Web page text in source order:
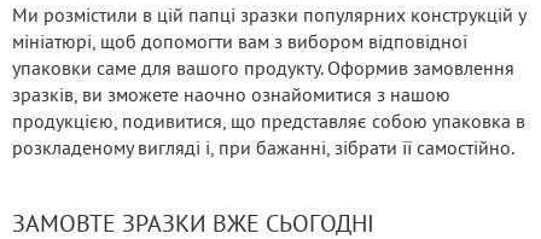
Ми розмістили в цій папці зразки популярних конструкцій у
мініатюрі, щоб допомогти вам з вибором відповідної
упаковки саме для вашого продукту. Оформив замовлення
зразків, ви зможете наочно ознайомитися з нашою
продукцією, подивитися, що представляє собою упаковка в
розкладеному вигляді і, при бажанні, зібрати її самостійно.
ЗАМОВТЕ ЗРАЗКИ ВЖЕ СЬОГОДНІ